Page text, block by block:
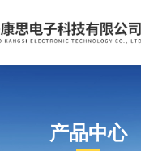
产品中心